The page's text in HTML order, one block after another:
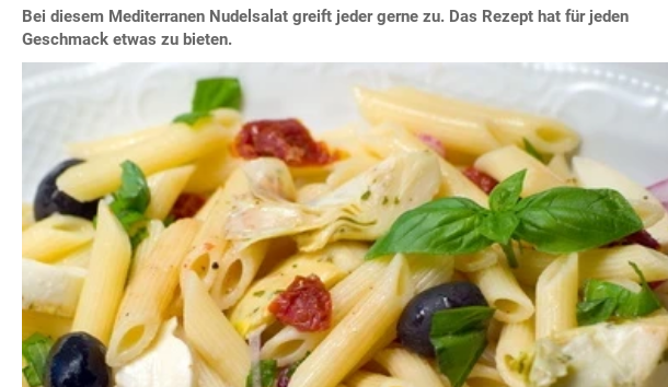
Bei diesem Mediterranen Nudelsalat greift jeder gerne zu. Das Rezept hat für jeden
Geschmack etwas zu bieten.